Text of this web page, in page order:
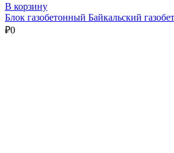
В корзину
Блок газобетонный Байкальский
₽0